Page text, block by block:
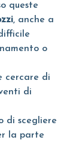
queste
, anche a
o
cercare di
di
di scegliere
la parte